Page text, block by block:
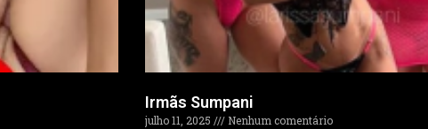
Irmãs Sumpani
julho 11, 2025
Nenhum comentário